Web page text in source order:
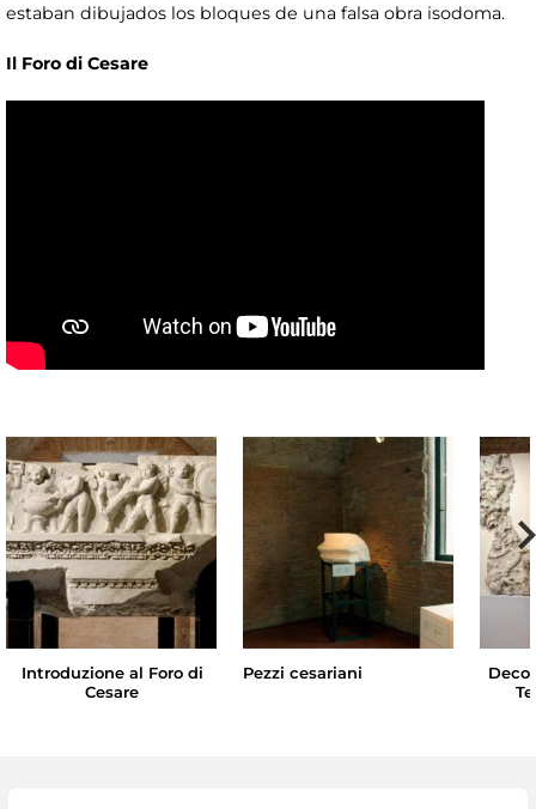
estaban dibujados los bloques de una falsa obra isodoma.
Il Foro di Cesare
Introduzione al Foro di
Cesare
Pezzi cesariani